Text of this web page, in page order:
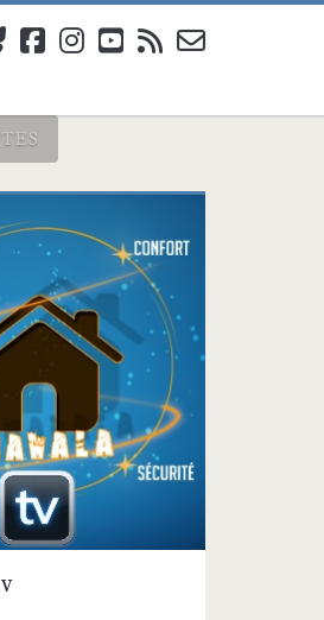
blueskyfacebook
instagram
youtube
rss email-